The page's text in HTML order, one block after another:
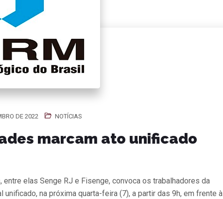
DE 2022 NOTÍCIAS
marcam ato unificado
entre elas Senge RJ e Fisenge, convoca os trabalhadores da
unificado, na próxima quarta-feira (7), a partir das 9h, em frente à